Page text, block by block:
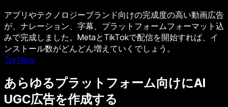
アプリやテクノロジーブランド向けの完成度の高い動画広告
が、ナレーション、字幕、プラットフォームフォーマット込
みで完成しました。MetaとTikTokで配信を開始すれば、イ
ンストール数がどんどん増えていくでしょう。
Try Now
あらゆるプラットフォーム向けにAI
UGC広告を作成する